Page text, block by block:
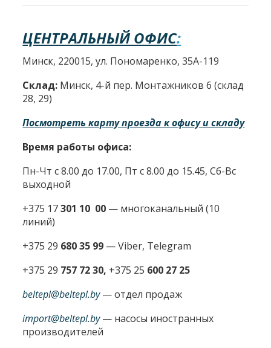
ЦЕНТРАЛЬНЫЙ ОФИС:
Минск, 220015, ул. Пономаренко, 35А-119
Склад: Минск, 4-й пер. Монтажников 6 (склад
28, 29)
Посмотреть карту проезда к офису и складу
Время работы офиса:
Пн-Чт с 8.00 до 17.00, Пт с 8.00 до 15.45, Сб-Вс
выходной
+375 17301 10 00 — многоканальный (10
линий)
+375 29 680 35 99 — Viber, Telegram
+375 29 757 72 30, +375 25 600 27 25
beltepl@beltepl.by— отдел продаж
import@beltepl.by— насосы иностранных
производителей